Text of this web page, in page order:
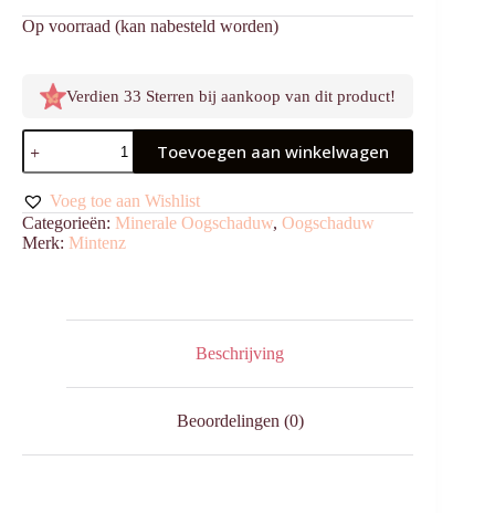
Op voorraad (kan nabesteld worden)
Verdien 33 Sterren bij aankoop van dit product!
Oogschaduw
Sienna
aantal
Toevoegen aan winkelwagen
Voeg toe aan Wishlist
Categorieën: Minerale Oogschaduw, Oogschaduw
Merk: Mintenz
Beschrijving
Beoordelingen (0)